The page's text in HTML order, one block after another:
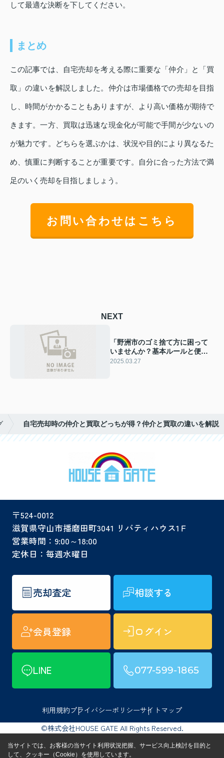
して最適な決断を下してください。
まとめ
この記事では、自宅売却を考える際に重要な「仲介」と「買
取」の違いを解説しました。仲介は市場価格での売却を目指
し、時間がかかることもありますが、より高い価格が期待で
きます。一方、買取は迅速な現金化が可能で手間が少ないの
が魅力です。どちらを選ぶかは、状況や目的により異なるた
め、慎重に判断することが重要です。自分に合った方法で満
足のいく売却を目指しましょう。
お問い合わせはこちら
NEXT
「野洲市のゴミ捨て方に困って
いませんか？基本ルールと便利
サービスをご紹介」
2025.03.27
自宅売却時の仲介と買取どっちが得？仲介と買取の違いを解説
〒524-0012
滋賀県守山市播磨田町3041 リバティハウス1Ｆ
営業時間：9:00～18:00
定休日：毎週水曜日
売却査定 相談する
会員登録 ログイン
LINE 077-599-1865
利用規約プライバシーポリシーサイトマップ
©株式会社HOUSE GATE All Rights Reserved.
当サイトでは、お客様の当サイト利用状況把握、サービス向上検討を目的と
して、クッキー（Cookie）を使用しています。